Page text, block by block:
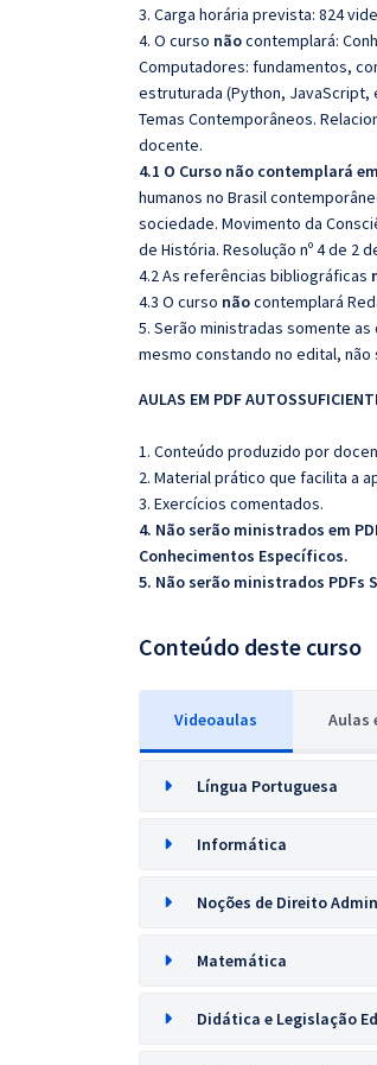
3. Carga horária prevista: 824
4. O curso nãocontemplará:
Computadores: fundamentos,
estruturada (Python, JavaScript,
Temas Contemporâneos.
docente.
4.1 O Curso não contemplará
humanos no Brasil
sociedade. Movimento da
de História. Resolução nº 4 de 2
4.2 As referências bibliográficas
4.3 O curso nãocontemplará
5. Serão ministradas somente
mesmo constando no edital,
AULAS EM PDF
1. Conteúdo produzido por
2. Material prático que facilita a
3. Exercícios comentados.
4. Não serão ministrados em
Conhecimentos Específicos.
5. Não serão ministrados PDFs
Conteúdo deste curso
Videoaulas Aulas
Língua Portuguesa
Informática
Noções de Direito
Matemática
Didática e Legislação